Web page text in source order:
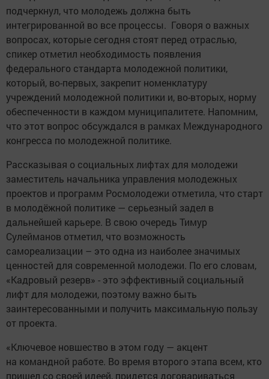
подчеркнул, что молодежь должна быть
интегрированной во все процессы. Говоря о важных
вопросах, которые сегодня стоят перед отраслью,
спикер отметил необходимость появления
федерального стандарта молодежной политики,
который, во-первых, закрепит номенклатуру
учреждений молодежной политики и, во-вторых, норму
обеспеченности в каждом муниципалитете. Напомним,
что этот вопрос обсуждался в рамках Международного
конгресса по молодежной политике.
Рассказывая о социальных лифтах для молодежи
заместитель начальника управления молодежных
проектов и программ Росмолодежи отметила, что старт
в молодёжной политике — серьезный задел в
дальнейшей карьере. В свою очередь Тимур
Сулейманов отметил, что возможность
самореализации – это одна из наиболее значимых
ценностей для современной молодежи. По его словам,
«Кадровый резерв» - это эффективный социальный
лифт для молодежи, поэтому важно быть
заинтересованными и получить максимальную пользу
от проекта.
«Ключевое новшество в этом году — акцент
на командной работе. Во время второго этапа всем, кто
пришел со своей идеей, придется договариваться